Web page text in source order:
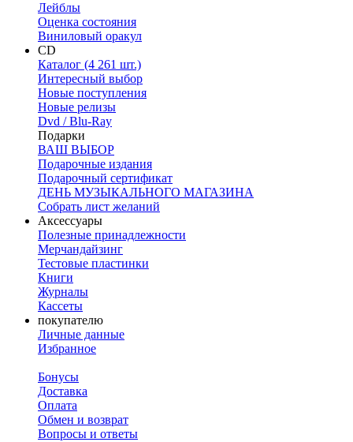
Лейблы
Оценка состояния
Виниловый оракул
CD
Каталог (4 261 шт.)
Интересный выбор
Новые поступления
Новые релизы
Dvd / Blu-Ray
Подарки
ВАШ ВЫБОР
Подарочные издания
Подарочный сертификат
ДЕНЬ МУЗЫКАЛЬНОГО МАГАЗИНА
Собрать лист желаний
Аксессуары
Полезные принадлежности
Мерчандайзинг
Тестовые пластинки
Книги
Журналы
Кассеты
покупателю
Личные данные
Избранное
Бонусы
Доставка
Оплата
Обмен и возврат
Вопросы и ответы